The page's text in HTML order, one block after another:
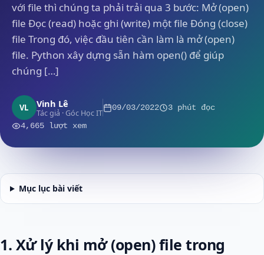
với file thì chúng ta phải trải qua 3 bước: Mở (open)
file Đọc (read) hoặc ghi (write) một file Đóng (close)
file Trong đó, việc đầu tiên cần làm là mở (open)
file. Python xây dựng sẵn hàm open() để giúp
chúng […]
VL Vinh Lê
Tác giả · Góc Học IT
09/03/2022 3 phút đọc
4,665 lượt xem
Mục lục bài viết
1. Xử lý khi mở (open) file trong